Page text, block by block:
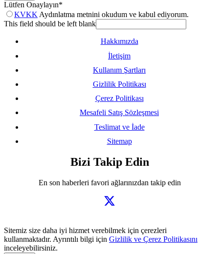
Lütfen Onaylayın*
KVKK Aydınlatma metnini okudum ve kabul ediyorum.
This field should be left blank
Hakkımızda
İletişim
Kullanım Şartları
Gizlilik Politikası
Çerez Politikası
Mesafeli Satış Sözleşmesi
Teslimat ve İade
Sitemap
Bizi Takip Edin
En son haberleri favori ağlarınızdan takip edin
Sitemiz size daha iyi hizmet verebilmek için çerezleri
kullanmaktadır. Ayrıntılı bilgi için Gizlilik ve Çerez Politikasını
inceleyebilirsiniz.